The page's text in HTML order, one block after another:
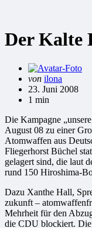
Der Kalte
Gepostet
von
von ilona
23. Juni 2008
1 min
Die Kampagne
August 08 zu einer
Atomwaffen aus
Fliegerhorst Büchel
gelagert sind, die laut
rund 150 Hiroshima-
Dazu Xanthe Hall,
zukunft –
Mehrheit für den
die CDU blockiert. Die